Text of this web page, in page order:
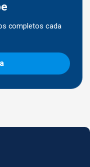
completos cada